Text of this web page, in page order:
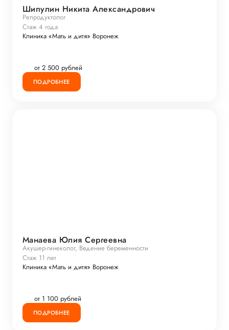
Шипулин Никита Александрович
Репродуктолог
Стаж 4 года
Клиника «Мать и дитя» Воронеж
от 2 500 рублей
ПОДРОБНЕЕ
Манаева Юлия Сергеевна
Акушер-гинеколог, Ведение беременности
Стаж 11 лет
Клиника «Мать и дитя» Воронеж
от 1 100 рублей
ПОДРОБНЕЕ